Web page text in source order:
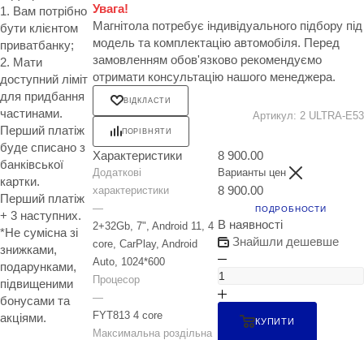
1. Вам потрібно
бути клієнтом
приватбанку;
2. Мати
доступний ліміт
для придбання
частинами.
Перший платіж
буде списано з
банківської
картки.
Перший платіж
+ 3 наступних.
*Не сумісна зі
знижками,
подарунками,
підвищеними
бонусами та
акціями.
Увага!
Магнітола потребує індивідуального підбору під
модель та комплектацію автомобіля. Перед
замовленням обов'язково рекомендуємо
отримати консультацію нашого менеджера.
ВІДКЛАСТИ
ПОРІВНЯТИ
Артикул: 2 ULTRA-E53
Характеристики
Додаткові
характеристики
—
2+32Gb, 7", Android 11, 4
core, CarPlay, Android
Auto, 1024*600
Процесор
—
FYT813 4 core
Максимальна роздільна
8 900.00
Варианты цен
8 900.00
ПОДРОБНОСТИ
В наявності
Знайшли дешевше
КУПИТИ